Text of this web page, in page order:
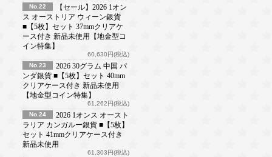
No.22
【セール】2026 1オン
ス オーストリア ウィーン銀貨
■【5枚】セット 37mmクリアケ
ース付き 新品未使用【地金型コ
イン特集】
60,630円(税込)
No.23
2026 30グラム 中国 パ
ンダ銀貨 ■【5枚】セット 40mm
クリアケース付き 新品未使用
【地金型コイン特集】
61,262円(税込)
No.24
2026 1オンス オースト
ラリア カンガルー銀貨 ■【5枚】
セット 41mmクリアケース付き
新品未使用
61,303円(税込)